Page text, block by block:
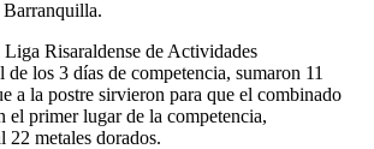
Barranquilla.
Risaraldense de Actividades
de los 3 días de competencia, sumaron 11
a la postre sirvieron para que el combinado
el primer lugar de la competencia,
22 metales dorados.